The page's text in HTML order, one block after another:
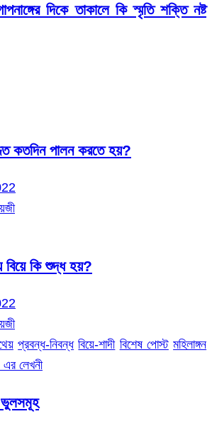
দিকে তাকালে কি স্মৃতি শক্তি নষ্ট
কতদিন পালন করতে হয়?
বিয়ে কি শুদ্ধ হয়?
প্রবন্ধ-নিবন্ধ বিয়ে-শাদী বিশেষ পোস্ট মহিলাঙ্গন
লেখনী
ভুলসমূহ